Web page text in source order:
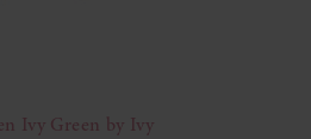
Ivy Green by Ivy